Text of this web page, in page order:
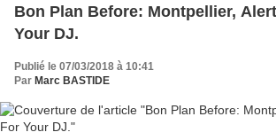
Bon Plan Before: Montpellier,
Your DJ.
Publié le 07/03/2018 à 10:41
Par Marc BASTIDE